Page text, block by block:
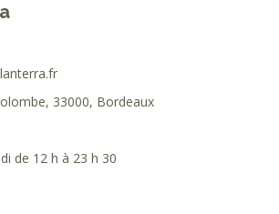
33000, Bordeaux
de 12 h à 23 h 30